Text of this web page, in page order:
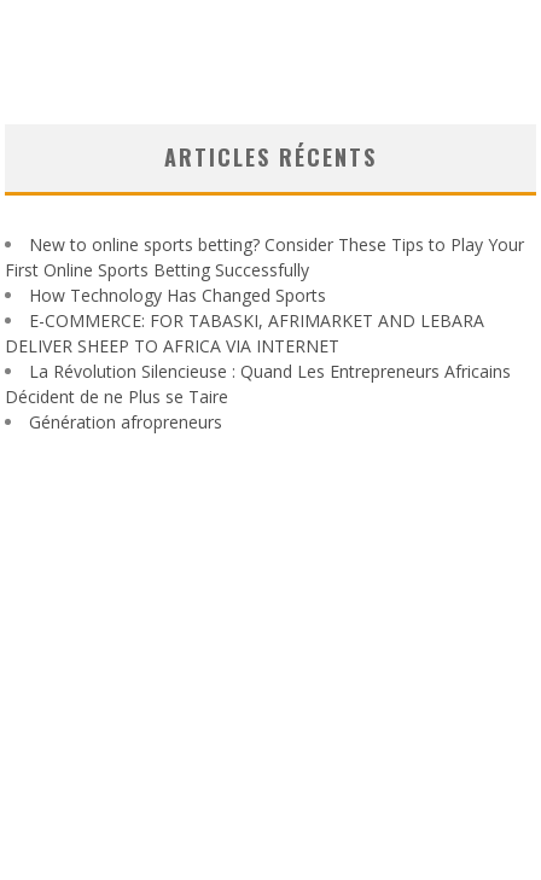
ARTICLES RÉCENTS
New to online sports betting? Consider These Tips to Play Your
First Online Sports Betting Successfully
How Technology Has Changed Sports
E-COMMERCE: FOR TABASKI, AFRIMARKET AND LEBARA
DELIVER SHEEP TO AFRICA VIA INTERNET
La Révolution Silencieuse : Quand Les Entrepreneurs Africains
Décident de ne Plus se Taire
Génération afropreneurs